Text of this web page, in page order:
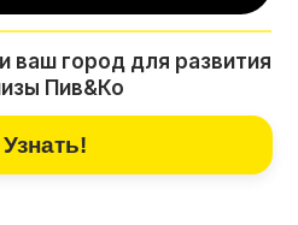
ПИВ&КО